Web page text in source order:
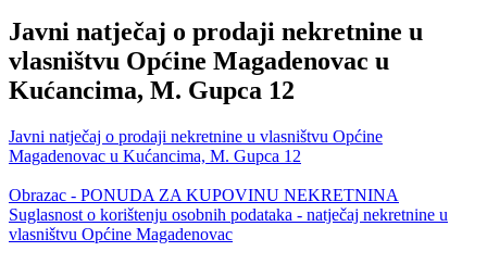
Javni natječaj o prodaji nekretnine u
vlasništvu Općine Magadenovac u
Kućancima, M. Gupca 12
Javni natječaj o prodaji nekretnine u vlasništvu Općine
Magadenovac u Kućancima, M. Gupca 12
Obrazac - PONUDA ZA KUPOVINU NEKRETNINA
Suglasnost o korištenju osobnih podataka - natječaj nekretnine u
vlasništvu Općine Magadenovac